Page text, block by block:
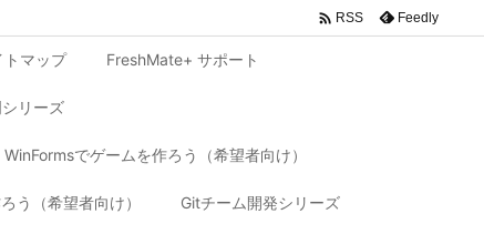
トマップ FreshMate+ サポート
リーズ
WinFormsでゲームを作ろう（希望者向け）
う（希望者向け） Gitチーム開発シリーズ
 RSS Feedly